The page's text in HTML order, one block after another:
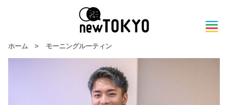
ホーム > モーニングルーティン